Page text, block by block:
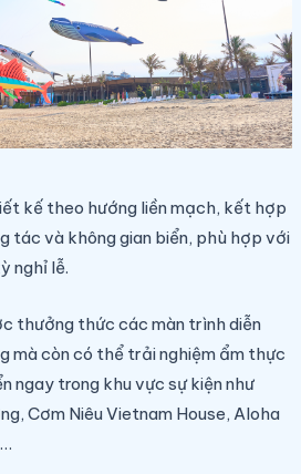
kế theo hướng liền mạch, kết hợp
tác và không gian biển, phù hợp với
nghỉ lễ.
thưởng thức các màn trình diễn
mà còn có thể trải nghiệm ẩm thực
ngay trong khu vực sự kiện như
Cơm Niêu Vietnam House, Aloha